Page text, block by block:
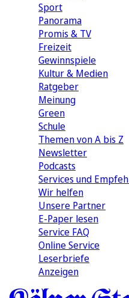
Sport
Panorama
Promis & TV
Freizeit
Gewinnspiele
Kultur & Medien
Ratgeber
Meinung
Green
Schule
Themen von A bis Z
Newsletter
Podcasts
Services und
Wir helfen
Unsere Partner
E-Paper lesen
Service FAQ
Online Service
Leserbriefe
Anzeigen